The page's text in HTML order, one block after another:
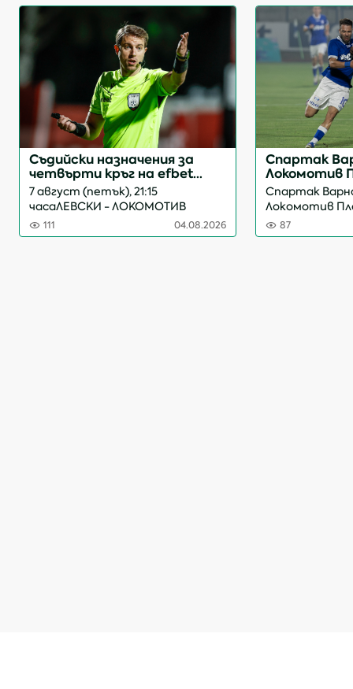
Съдийски назначения за
четвърти кръг на efbet
Лига
7 август (петък), 21:15
часаЛЕВСКИ - ЛОКОМОТИВ
ПЛОВДИВ Главен съдия: Геро
Георгиев ПисковАсистент №1:
111 04.08.2026
Спартак
Локомотив
Давид
Спартак
Локомотив
стадион
мач от
87